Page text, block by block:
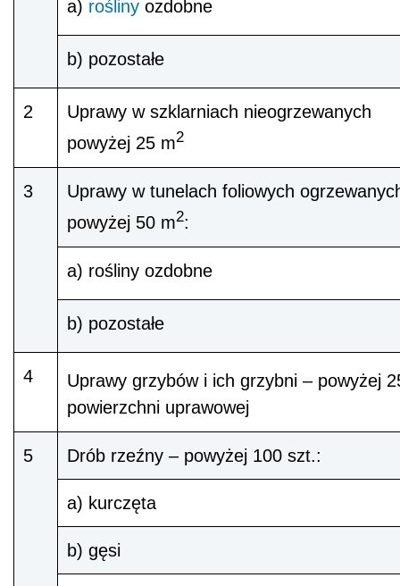
a) rośliny ozdobne
b) pozostałe
2
Uprawy w szklarniach nieogrzewanych
powyżej 25 m2
3
Uprawy w tunelach foliowych
powyżej 50 m2:
a) rośliny ozdobne
b) pozostałe
4
Uprawy grzybów i ich grzybni – powyżej
powierzchni uprawowej
5 Drób rzeźny – powyżej 100 szt.:
a) kurczęta
b) gęsi